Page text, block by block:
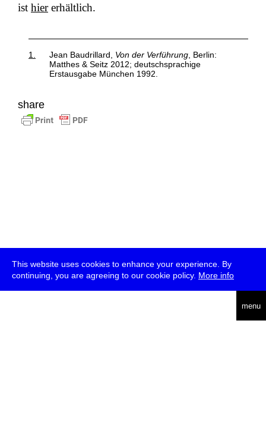
This website uses cookies to enhance your experience. By
continuing, you are agreeing to our cookie policy. More info
menu
ist hiererhältlich.
1. Jean Baudrillard, Von der Verführung , Berlin:
Matthes & Seitz 2012; deutschsprachige
Erstausgabe München 1992.
share